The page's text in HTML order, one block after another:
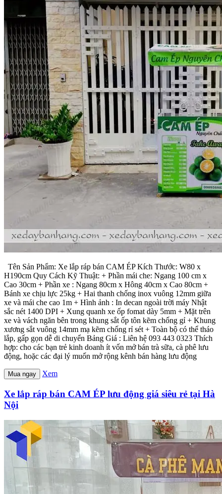
Tên Sản Phẩm: Xe lắp ráp bán CAM ÉP Kích Thước: W80 x
H190cm Quy Cách Kỹ Thuật: + Phần mái che: Ngang 100 cm x
Cao 30cm + Phần xe : Ngang 80cm x Hông 40cm x Cao 80cm +
Bánh xe chịu lực 25kg + Hai thanh chống inox vuông 12mm giữa
xe và mái che cao 1m + Hình ảnh : In decan ngoài trời máy Nhật
sắc nét 1400 DPI + Xung quanh xe ốp fomat dày 5mm + Mặt trên
xe và vách ngăn bên trong khung sắt ốp tôn kẽm chống gỉ + Khung
xương sắt vuông 14mm mạ kẽm chống rỉ sét + Toàn bộ có thể tháo
lắp, gấp gọn dễ di chuyển Bảng Giá : Liên hệ 093 443 0323 Thích
hợp: cho các bạn trẻ kinh doanh ít vốn mở bán trà sữa, cà phê lưu
động, hoặc các đại lý muốn mở rộng kênh bán hàng lưu động
Mua ngay Xem
Xe lắp ráp bán CAM ÉP lưu động giá siêu rẻ tại Hà
Nội